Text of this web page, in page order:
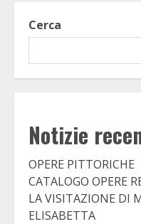
Cerca
Notizie
OPERE PITTORICHE
CATALOGO OPERE
LA VISITAZIONE DI
ELISABETTA